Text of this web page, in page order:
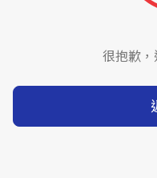
很抱歉，